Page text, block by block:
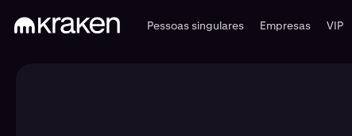
Pessoas singulares Empresas VIP